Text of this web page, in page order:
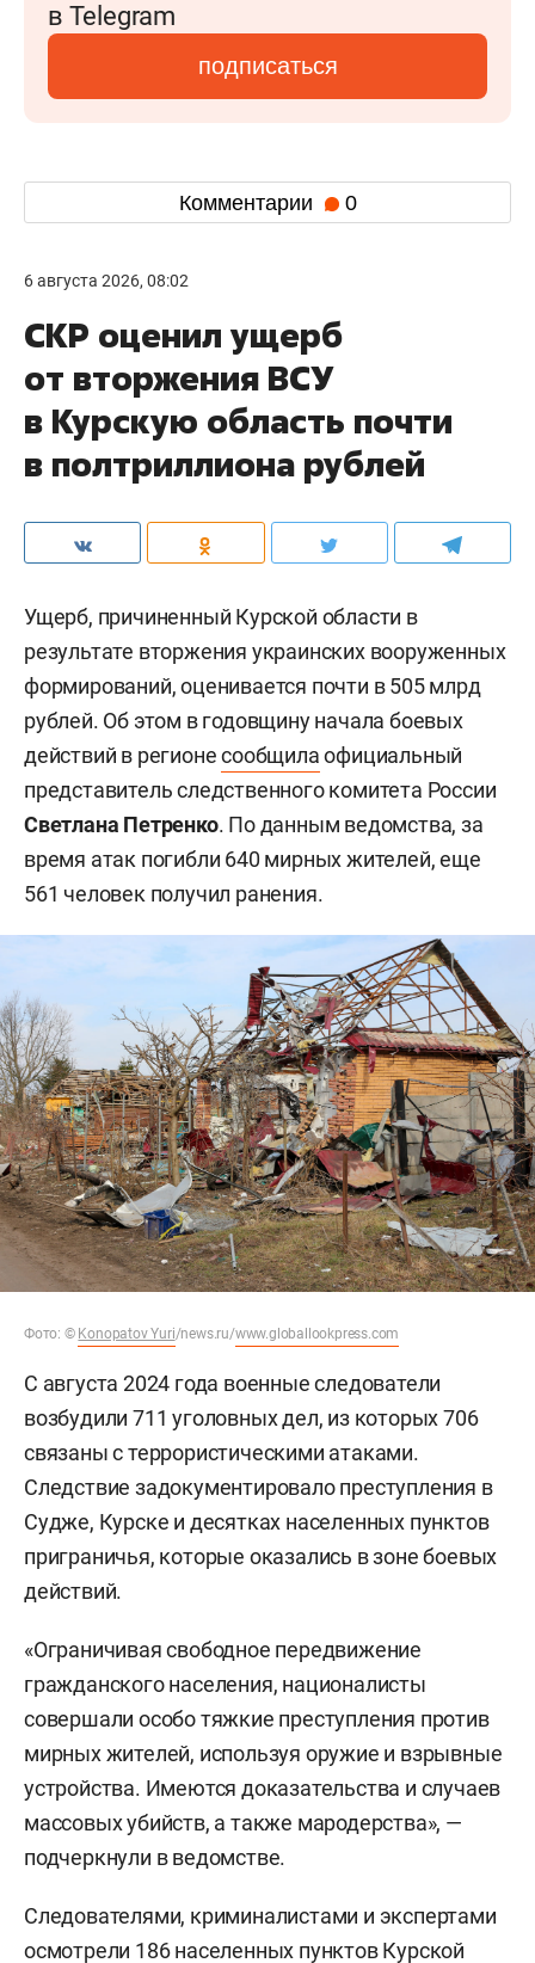
в Telegram
подписаться
Комментарии 0
6 августа 2026, 08:02
СКР оценил ущерб
от вторжения ВСУ
в Курскую область почти
в полтриллиона рублей
Ущерб, причиненный Курской области в
результате вторжения украинских вооруженных
формирований, оценивается почти в 505 млрд
рублей. Об этом в годовщину начала боевых
действий в регионесообщилаофициальный
представитель следственного комитета России
Светлана Петренко. По данным ведомства, за
время атак погибли 640 мирных жителей, еще
561 человек получил ранения.
Фото: © Konopatov Yuri/news.ru/www.globallookpress.com
С августа 2024 года военные следователи
возбудили 711 уголовных дел, из которых 706
связаны с террористическими атаками.
Следствие задокументировало преступления в
Судже, Курске и десятках населенных пунктов
приграничья, которые оказались в зоне боевых
действий.
«Ограничивая свободное передвижение
гражданского населения, националисты
совершали особо тяжкие преступления против
мирных жителей, используя оружие и взрывные
устройства. Имеются доказательства и случаев
массовых убийств, а также мародерства», —
подчеркнули в ведомстве.
Следователями, криминалистами и экспертами
осмотрели 186 населенных пунктов Курской